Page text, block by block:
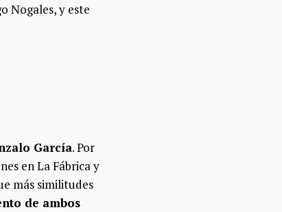
Nogales, y este
García. Por
en La Fábrica y
más similitudes
de ambos